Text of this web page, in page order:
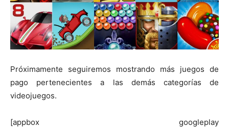
Próximamente seguiremos mostrando más juegos de
pago pertenecientes a las demás categorías de
videojuegos.
[appbox googleplay